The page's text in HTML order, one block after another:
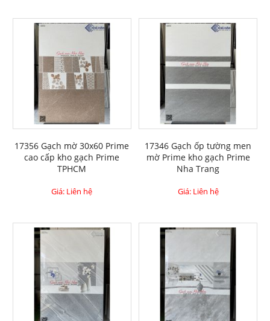
17356 Gạch mờ 30x60 Prime
cao cấp kho gạch Prime
TPHCM
Giá: Liên hệ
17346 Gạch ốp tường men
mờ Prime kho gạch Prime
Nha Trang
Giá: Liên hệ